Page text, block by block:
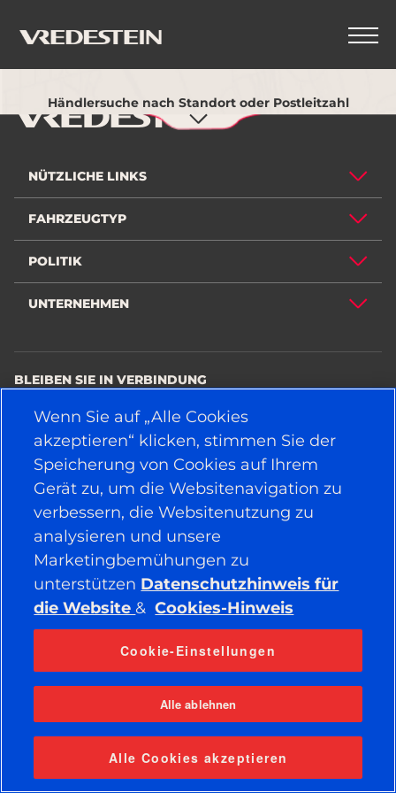
Händlersuche nach Standort oder Postleitzahl
NÜTZLICHE LINKS
FAHRZEUGTYP
POLITIK
UNTERNEHMEN
BLEIBEN SIE IN VERBINDUNG
© 2026 APOLLO TYRES LTD ALLE RECHTE VORBEHALTEN
Wenn Sie auf „Alle Cookies
akzeptieren“ klicken, stimmen Sie der
Speicherung von Cookies auf Ihrem
Gerät zu, um die Websitenavigation zu
verbessern, die Websitenutzung zu
analysieren und unsere
Marketingbemühungen zu
unterstützen Datenschutzhinweis für
die Website & Cookies-Hinweis
Cookie-Einstellungen
Alle ablehnen
Alle Cookies akzeptieren